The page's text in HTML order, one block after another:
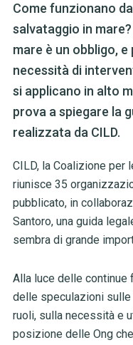
Come funzionano
salvataggio in
mare è un obbligo,
necessità di
si applicano in alto
prova a spiegare la
realizzata da CILD.
CILD, la Coalizione per
riunisce 35
pubblicato, in
Santoro, una guida
sembra di grande
Alla luce delle
delle speculazioni
ruoli, sulla necessità e
posizione delle Ong